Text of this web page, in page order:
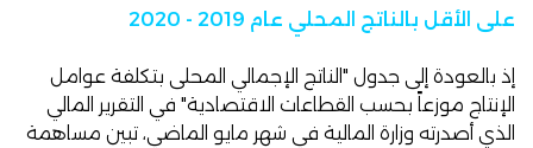
على الأقل بالناتج المحلي عام 2019 - 2020
إذ بالعودة إلى جدول "الناتج الإجمالي المحلى بتكلفة عوامل
الإنتاج موزعاً بحسب القطاعات الاقتصادیة" في التقرير المالي
الذي أصدرته وزارة المالية في شهر مايو الماضي، تبين مساهمة